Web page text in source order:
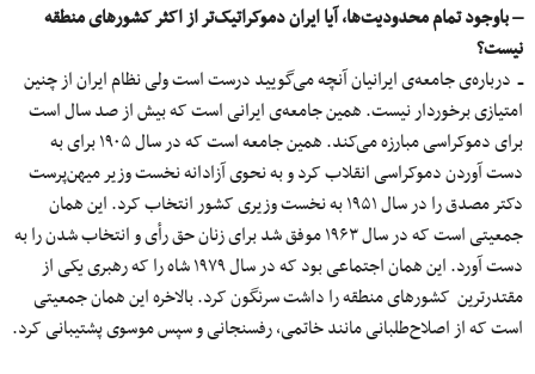
– باوجود تمام محدودیت‌ها، آیا ایران دموکراتیک‌‌تر از اکثر کشورهای منطقه
نیست؟
ــ درباره‌ی جامعه‌ی ایرانیان آنچه می‌گویید درست است ولی نظام ایران از چنین
امتیازی برخوردار نیست. همین جامعه‌ی ایرانی است که بیش از صد سال است
برای دموکراسی مبارزه می‌کند. همین جامعه است که در سال ۱۹۰۵ برای به‌
دست آوردن دموکراسی انقلاب کرد و به نحوی آزادانه نخست وزیر میهن‌پرست
دکتر مصدق را در سال ۱۹۵۱ به نخست وزیری کشور انتخاب کرد. این همان
جمعیتی است که در سال ۱۹۶۳ موفق شد برای زنان حق رأی و انتخاب شدن را به
دست آورد. این همان اجتماعی بود که در سال ۱۹۷۹ شاه را که رهبری یکی از
مقتدرترین کشورهای منطقه را داشت سرنگون کرد. بالاخره این همان جمعیتی
است که از اصلاح‌طلبانی مانند خاتمی، رفسنجانی و سپس موسوی پشتیبانی کرد.